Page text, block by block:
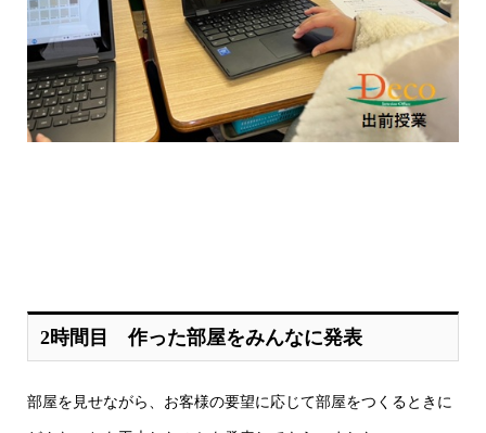
2時間目 作った部屋をみんなに発表
部屋を見せながら、お客様の要望に応じて部屋をつくるときに